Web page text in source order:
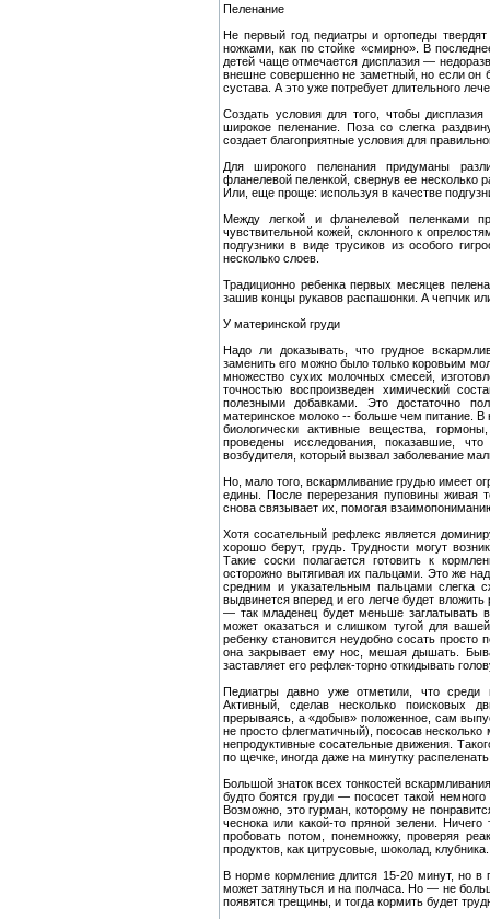
Пеленание
Не первый год педиатры и ортопеды
ножками, как по стойке «смирно». В
детей чаще отмечается дисплазия —
внешне совершенно не заметный, но если он
сустава. А это уже потребует длительного
Создать условия для того, чтобы
широкое пеленание. Поза со слегка
создает благоприятные условия для
Для широкого пеленания придуманы
фланелевой пеленкой, свернув ее несколько
Или, еще проще: используя в качестве
Между легкой и фланелевой пеленками
чувствительной кожей, склонного к
подгузники в виде трусиков из особого
несколько слоев.
Традиционно ребенка первых месяцев
зашив концы рукавов распашонки. А чепчик
У материнской груди
Надо ли доказывать, что грудное
заменить его можно было только коровьим
множество сухих молочных смесей,
точностью воспроизведен химический
полезными добавками. Это достаточно
материнское молоко -- больше чем питание. В
биологически активные вещества,
проведены исследования, показавшие,
возбудителя, который вызвал заболевание
Но, мало того, вскармливание грудью имеет
едины. После перерезания пуповины живая
снова связывает их, помогая
Хотя сосательный рефлекс является
хорошо берут, грудь. Трудности могут
Такие соски полагается готовить к
осторожно вытягивая их пальцами. Это же
средним и указательным пальцами слегка
выдвинется вперед и его легче будет
— так младенец будет меньше заглатывать
может оказаться и слишком тугой для
ребенку становится неудобно сосать
она закрывает ему нос, мешая дышать.
заставляет его рефлек-торно откидывать
Педиатры давно уже отметили, что среди
Активный, сделав несколько поисковых
прерываясь, а «добыв» положенное, сам
не просто флегматичный), пососав несколько
непродуктивные сосательные движения.
по щечке, иногда даже на минутку
Большой знаток всех тонкостей
будто боятся груди — пососет такой
Возможно, это гурман, которому не
чеснока или какой-то пряной зелени.
пробовать потом, понемножку, проверяя
продуктов, как цитрусовые, шоколад, клубника.
В норме кормление длится 15-20 минут, но в
может затянуться и на полчаса. Но — не
появятся трещины, и тогда кормить будет